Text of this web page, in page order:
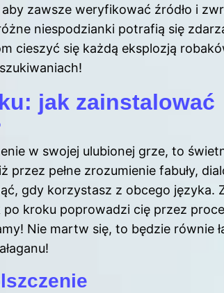
zawsze weryfikować źródło i
niespodzianki potrafią się
cieszyć się każdą eksplozją
jak zainstalować
w swojej ulubionej grze, to
pełne zrozumienie fabuły,
gdy korzystasz z obcego języka.
kroku poprowadzi cię przez
Nie martw się, to będzie równie